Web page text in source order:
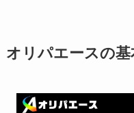
オリパエースの